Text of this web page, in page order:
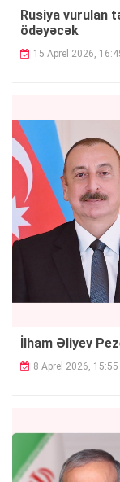
Rusiya vurulan
ödəyəcək
15 Aprel 2026,
İlham Əliyev
8 Aprel 2026, 15:55